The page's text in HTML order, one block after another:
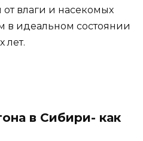
влаги и насекомых
в идеальном состоянии
лет.
в Сибири- как